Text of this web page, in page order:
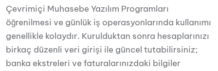
Çevrimiçi Muhasebe Yazılım Programları
öğrenilmesi ve günlük iş operasyonlarında kullanımı
genellikle kolaydır. Kurulduktan sonra hesaplarınızı
birkaç düzenli veri girişi ile güncel tutabilirsiniz;
banka ekstreleri ve faturalarınızdaki bilgiler